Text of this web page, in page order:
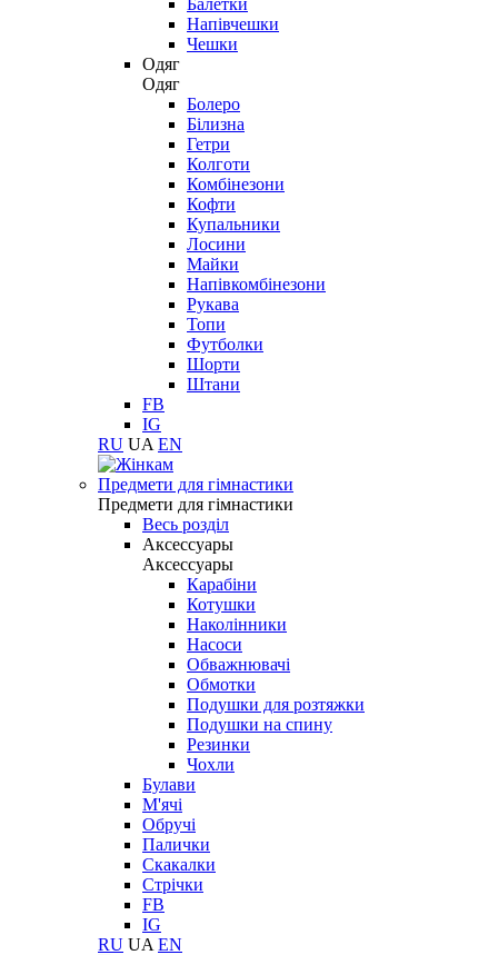
Балетки
Напівчешки
Чешки
Одяг
Одяг
Болеро
Білизна
Гетри
Колготи
Комбінезони
Кофти
Купальники
Лосини
Майки
Напівкомбінезони
Рукава
Топи
Футболки
Шорти
Штани
FB
IG
RU UA EN
Предмети для гімнастики
Предмети для гімнастики
Весь розділ
Аксессуары
Аксессуары
Карабіни
Котушки
Наколінники
Насоси
Обважнювачі
Обмотки
Подушки для розтяжки
Подушки на спину
Резинки
Чохли
Булави
М'ячі
Обручі
Палички
Скакалки
Стрічки
FB
IG
RU UA EN